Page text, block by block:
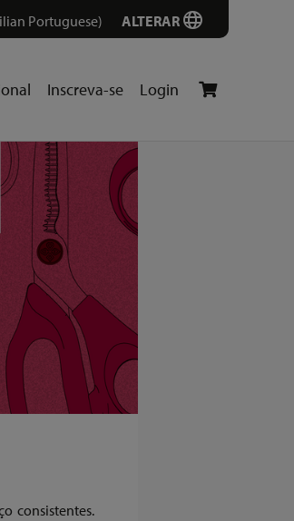
Portuguese) ALTERAR
Inscreva-se Login
consistentes.